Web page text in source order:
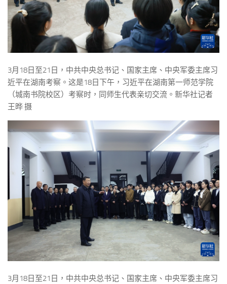
3月18日至21日，中共中央总书记、国家主席、中央军委主席习
近平在湖南考察。这是18日下午，习近平在湖南第一师范学院
（城南书院校区）考察时，同师生代表亲切交流。新华社记者
王晔 摄
3月18日至21日，中共中央总书记、国家主席、中央军委主席习